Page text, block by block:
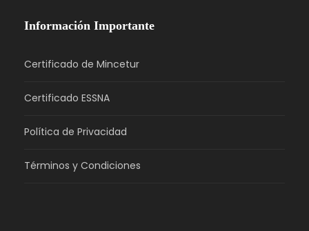
Información Importante
Certificado de Mincetur
Certificado ESSNA
Política de Privacidad
Términos y Condiciones